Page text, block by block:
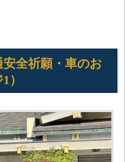
全祈願・車のお
）